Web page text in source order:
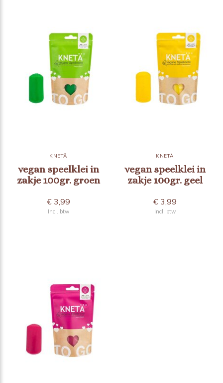
KNETÄ
vegan speelklei in
zakje 100gr. groen
€ 3,99
Incl. btw
KNETÄ
vegan speelklei in
zakje 100gr. geel
€ 3,99
Incl. btw